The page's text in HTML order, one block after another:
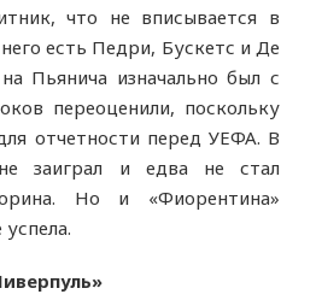
что не вписывается в
есть Педри, Бускетс и Де
Пьянича изначально был с
переоценили, поскольку
отчетности перед УЕФА. В
заиграл и едва не стал
Но и «Фиорентина»